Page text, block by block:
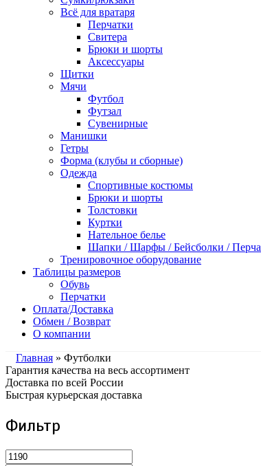
Всё для вратаря
Перчатки
Cвитера
Брюки и шорты
Аксессуары
Щитки
Мячи
Футбол
Футзал
Сувенирные
Манишки
Гетры
Форма (клубы и сборные)
Одежда
Спортивные костюмы
Брюки и шорты
Толстовки
Куртки
Нательное белье
Шапки / Шарфы / Бейсболки /
Тренировочное оборудование
Таблицы размеров
Обувь
Перчатки
Оплата/Доставка
Обмен / Возврат
О компании
Главная » Футболки
Гарантия качества на весь ассортимент
Доставка по всей России
Быстрая курьерская доставка
Фильтр